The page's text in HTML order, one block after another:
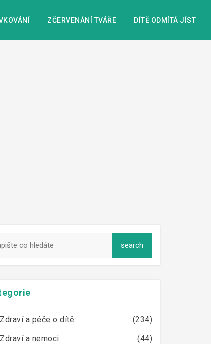
ZČERVENÁNÍ TVÁŘE DÍTĚ ODMÍTÁ JÍST
Zdraví a péče o dítě
(234)
Zdraví a nemoci
(44)